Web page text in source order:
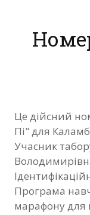
Це дійсний
Пі" для
Учасник
Програма
марафону для